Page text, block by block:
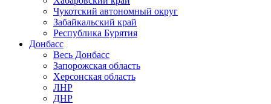
Чукотский автономный округ
Забайкальский край
Республика Бурятия
Донбасс
Весь Донбасс
Запорожская область
Херсонская область
ЛНР
ДНР